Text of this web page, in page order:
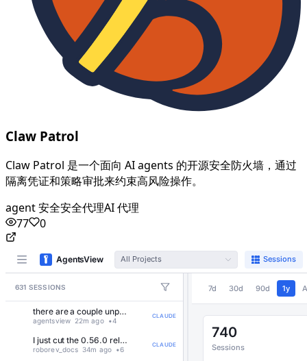
Claw Patrol
Claw Patrol 是一个面向 AI agents 的开源安全防火墙，通过
隔离凭证和策略审批来约束高风险操作。
agent 安全安全代理AI 代理
77
0